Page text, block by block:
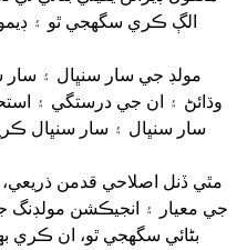
الڳ ڪري سگهجي ٿو ۽
مولڊ جي سار سنڀال ۽
وڌائڻ ۽ ان جي درستگي ۽
سار سنڀال ۽ سار سنڀال
جي معيار ۽ انجيڪشن
بڻائي سگهجي ٿو، ان ڪري